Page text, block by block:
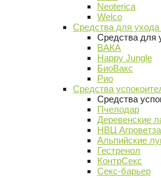
Neoterica
Welco
Средства для ухода
Средства для
ВАКА
Happy Jungle
БиоВакс
Рио
Средства
Средства
Пчелодар
Деревенские
НВЦ
Альпийские
Гестренол
КонтрСекс
Секс-барьер